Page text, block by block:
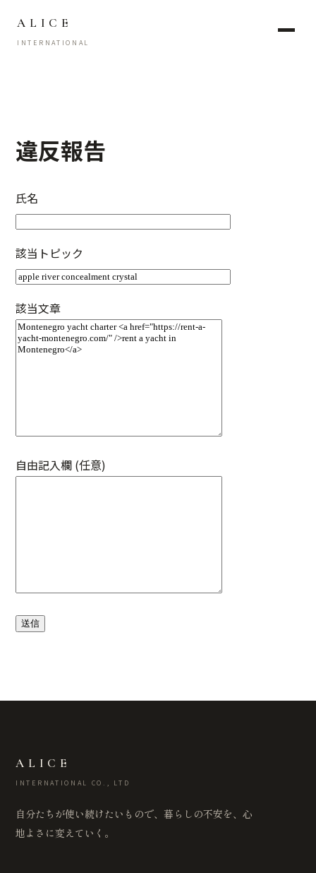
ALICE
INTERNATIONAL
違反報告
氏名
該当トピック
該当文章
自由記入欄 (任意)
ALICE
INTERNATIONAL CO., LTD
自分たちが使い続けたいもので、暮らしの不安を、心
地よさに変えていく。